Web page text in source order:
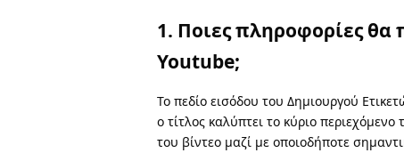
1. Ποιες πληροφορίες θα
Youtube;
Το πεδίο εισόδου του Δημιουργού
ο τίτλος καλύπτει το κύριο
του βίντεο μαζί με οποιοδήποτε